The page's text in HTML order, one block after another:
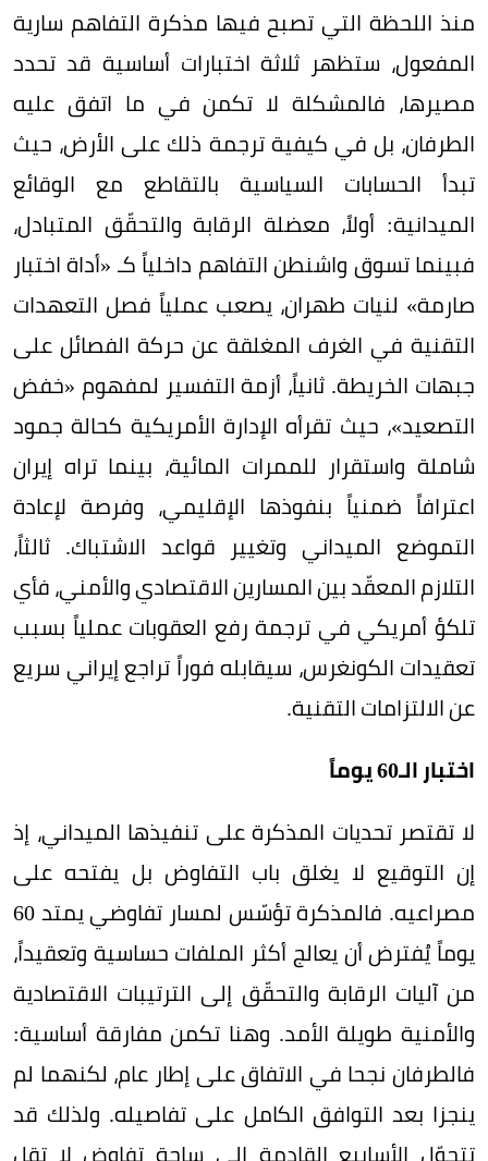
منذ اللحظة التي تصبح فيها مذكرة التفاهم سارية
المفعول، ستظهر ثلاثة اختبارات أساسية قد تحدد
مصيرها، فالمشكلة لا تكمن في ما اتفق عليه
الطرفان، بل في كيفية ترجمة ذلك على الأرض، حيث
تبدأ الحسابات السياسية بالتقاطع مع الوقائع
الميدانية: أولاً، معضلة الرقابة والتحقّق المتبادل،
فبينما تسوق واشنطن التفاهم داخلياً كـ «أداة اختبار
صارمة» لنيات طهران، يصعب عملياً فصل التعهدات
التقنية في الغرف المغلقة عن حركة الفصائل على
جبهات الخريطة. ثانياً، أزمة التفسير لمفهوم «خفض
التصعيد»، حيث تقرأه الإدارة الأمريكية كحالة جمود
شاملة واستقرار للممرات المائية، بينما تراه إيران
اعترافاً ضمنياً بنفوذها الإقليمي، وفرصة لإعادة
التموضع الميداني وتغيير قواعد الاشتباك. ثالثاً،
التلازم المعقّد بين المسارين الاقتصادي والأمني، فأي
تلكؤ أمريكي في ترجمة رفع العقوبات عملياً بسبب
تعقيدات الكونغرس، سيقابله فوراً تراجع إيراني سريع
عن الالتزامات التقنية.
اختبار الـ60 يوماً
لا تقتصر تحديات المذكرة على تنفيذها الميداني، إذ
إن التوقيع لا يغلق باب التفاوض بل يفتحه على
مصراعيه. فالمذكرة تؤسّس لمسار تفاوضي يمتد 60
يوماً يُفترض أن يعالج أكثر الملفات حساسية وتعقيداً،
من آليات الرقابة والتحقّق إلى الترتيبات الاقتصادية
والأمنية طويلة الأمد. وهنا تكمن مفارقة أساسية:
فالطرفان نجحا في الاتفاق على إطار عام، لكنهما لم
ينجزا بعد التوافق الكامل على تفاصيله. ولذلك قد